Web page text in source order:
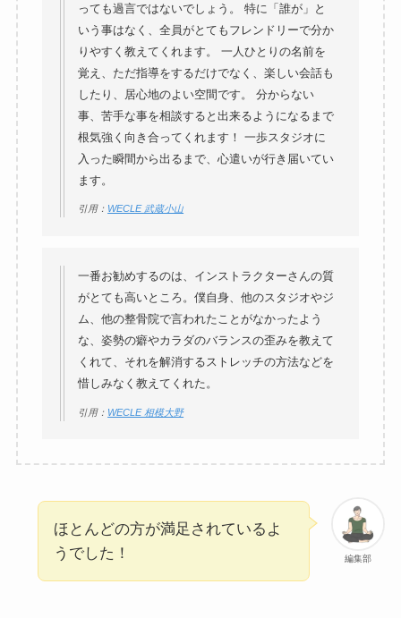
っても過言ではないでしょう。 特に「誰が」と
いう事はなく、全員がとてもフレンドリーで分か
りやすく教えてくれます。 一人ひとりの名前を
覚え、ただ指導をするだけでなく、楽しい会話も
したり、居心地のよい空間です。 分からない
事、苦手な事を相談すると出来るようになるまで
根気強く向き合ってくれます！ 一歩スタジオに
入った瞬間から出るまで、心遣いが行き届いてい
ます。
引用： WECLE 武蔵小山
一番お勧めするのは、インストラクターさんの質
がとても高いところ。僕自身、他のスタジオやジ
ム、他の整骨院で言われたことがなかったよう
な、姿勢の癖やカラダのバランスの歪みを教えて
くれて、それを解消するストレッチの方法などを
惜しみなく教えてくれた。
引用： WECLE 相模大野
編集部
ほとんどの方が満足されているよ
うでした！